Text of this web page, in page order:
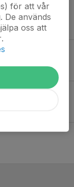
för att vår
De används
oss att